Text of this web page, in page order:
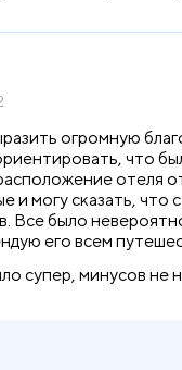
огромную
что
отеля
и могу сказать, что
Все было
его всем
супер, минусов не